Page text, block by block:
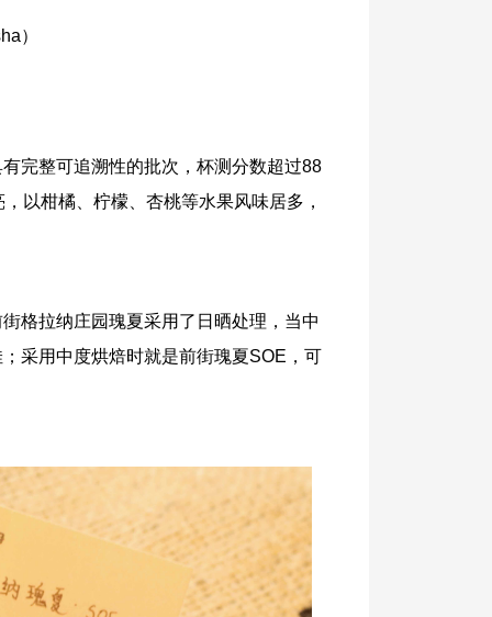
）
完整可追溯性的批次，杯测分数超过88
以柑橘、柠檬、杏桃等水果风味居多，
格拉纳庄园瑰夏采用了日晒处理，当中
采用中度烘焙时就是前街瑰夏SOE，可